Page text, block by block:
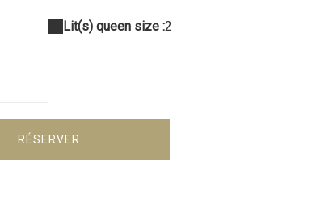
Lit(s) queen size :2
RÉSERVER